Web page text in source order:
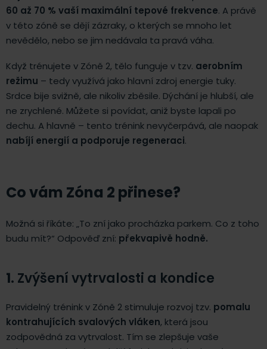
60 až 70 % vaší maximální tepové frekvence. A právě
v této zóně se dějí zázraky, o kterých se mnoho let
nevědělo, nebo se jim nedávala ta pravá váha.
Když trénujete v Zóně 2, tělo funguje v tzv. aerobním
režimu – tedy využívá jako hlavní zdroj energie tuky.
Srdce bije svižně, ale nikoliv zběsile. Dýchání je hlubší, ale
ne zrychlené. Můžete si povídat, aniž byste lapali po
dechu. A hlavně – tento trénink nevyčerpává, ale naopak
nabíjí energií a podporuje regeneraci.
Co vám Zóna 2 přinese?
Možná si říkáte: „To zní jako procházka parkem. Co z toho
budu mít?“ Odpověď zní: překvapivě hodně.
1. Zvýšení vytrvalosti a kondice
Pravidelný trénink v Zóně 2 stimuluje rozvoj tzv. pomalu
kontrahujících svalových vláken, která jsou
zodpovědná za vytrvalost. Tím se zlepšuje vaše